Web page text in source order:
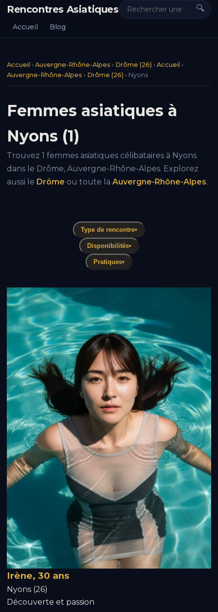
Rencontres Asiatiques 🔍
Accueil Blog
Accueil › Auvergne-Rhône-Alpes › Drôme (26) › Accueil ›
Auvergne-Rhône-Alpes › Drôme (26) › Nyons
Femmes asiatiques à
Nyons (1)
Trouvez 1 femmes asiatiques célibataires à Nyons
dans le Drôme, Auvergne-Rhône-Alpes. Explorez
aussi le Drôme ou toute la Auvergne-Rhône-Alpes.
Type de rencontre▾
Disponibilités▾
Pratiques▾
Irène, 30 ans
Nyons (26)
Découverte et passion